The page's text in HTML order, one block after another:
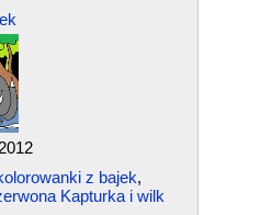
z bajek,
Kapturka i wilk